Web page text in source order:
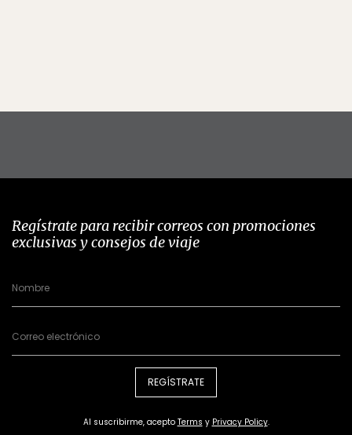
Regístrate para recibir correos con promociones
exclusivas y consejos de viaje
REGÍSTRATE
Al suscribirme, acepto Terms y Privacy Policy.